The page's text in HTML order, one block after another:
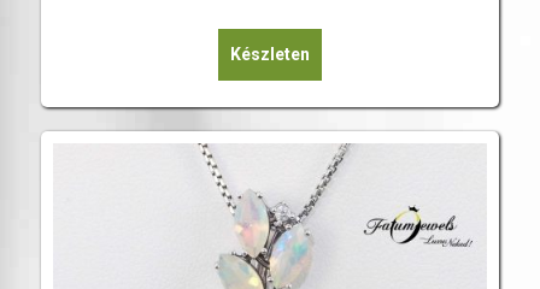
950
865Készleten